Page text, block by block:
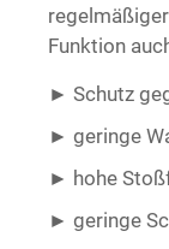
Funktion
Schutz
geringe
hohe
geringe